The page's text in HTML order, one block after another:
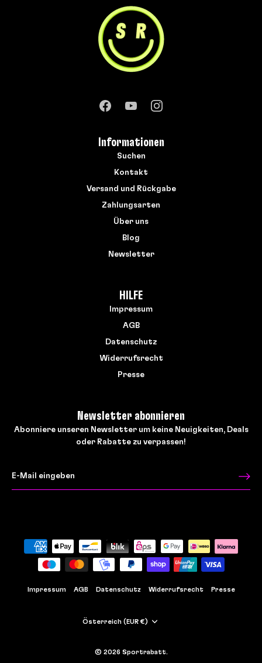
Informationen
Suchen
Kontakt
Versand und Rückgabe
Zahlungsarten
Über uns
Blog
Newsletter
HILFE
Impressum
AGB
Datenschutz
Widerrufsrecht
Presse
Newsletter abonnieren
Abonniere unseren Newsletter um keine Neuigkeiten, Deals
oder Rabatte zu verpassen!
Impressum AGB Datenschutz Widerrufsrecht Presse
Währung
Österreich (EUR €)
© 2026 Sportrabatt.